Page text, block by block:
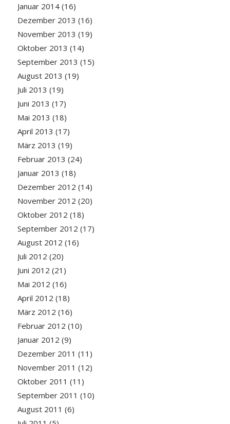
Januar 2014(16)
Dezember 2013 (16)
November 2013 (19)
Oktober 2013 (14)
September 2013 (15)
August 2013 (19)
Juli 2013 (19)
Juni 2013 (17)
Mai 2013 (18)
April 2013 (17)
März 2013 (19)
Februar 2013 (24)
Januar 2013 (18)
Dezember 2012 (14)
November 2012 (20)
Oktober 2012 (18)
September 2012 (17)
August 2012 (16)
Juli 2012 (20)
Juni 2012 (21)
Mai 2012 (16)
April 2012 (18)
März 2012 (16)
Februar 2012 (10)
Januar 2012 (9)
Dezember 2011 (11)
November 2011 (12)
Oktober 2011 (11)
September 2011 (10)
August 2011 (6)